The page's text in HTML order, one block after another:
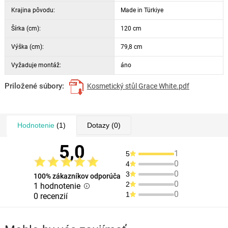
Krajina pôvodu: Made in Türkiye
Šírka (cm): 120 cm
Výška (cm): 79,8 cm
Vyžaduje montáž: áno
Priložené súbory: Kosmetický stůl Grace White.pdf
Hodnotenie(1) Dotazy(0)
5,0
100% zákazníkov odporúča
1 hodnotenie
0 recenzií
5 1
4 0
3 0
2 0
1 0